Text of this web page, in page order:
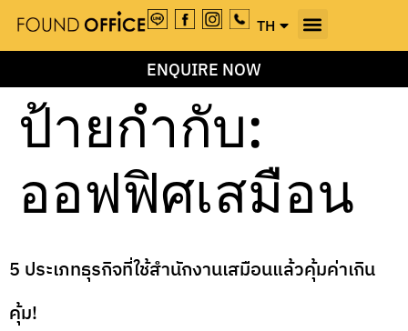
TH
EN
ENQUIRE NOW
ป้ายกำกับ:
ออฟฟิศเสมือน
5 ประเภทธุรกิจที่ใช้สำนักงานเสมือนแล้วคุ้มค่าเกิน
คุ้ม!